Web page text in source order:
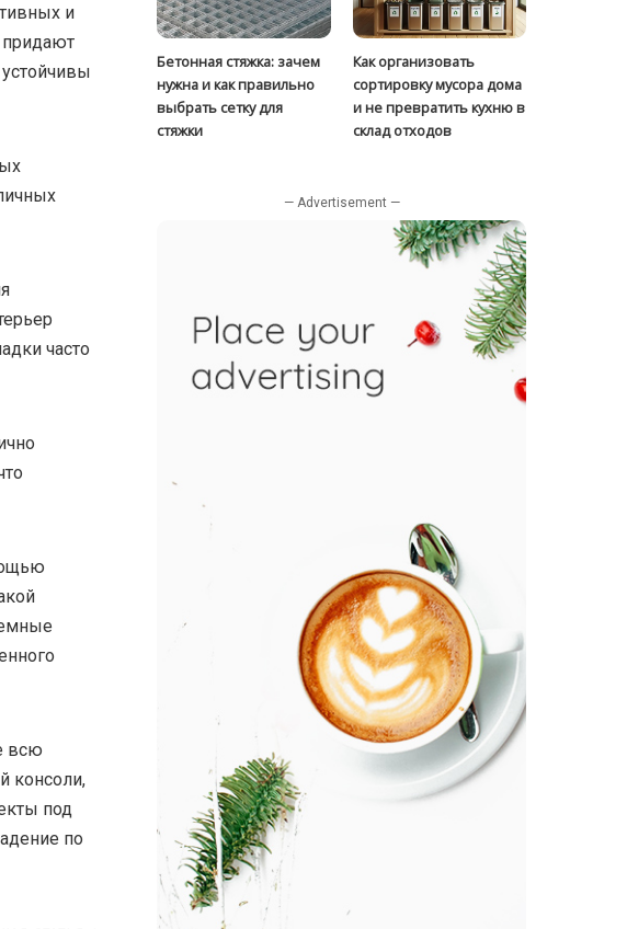
и
придают
часто
всю
консоли,
под
по
Бетонная стяжка: зачем
нужна и как правильно
выбрать сетку для
стяжки
Как организовать
сортировку мусора дома
и не превратить кухню в
склад отходов
— Advertisement —